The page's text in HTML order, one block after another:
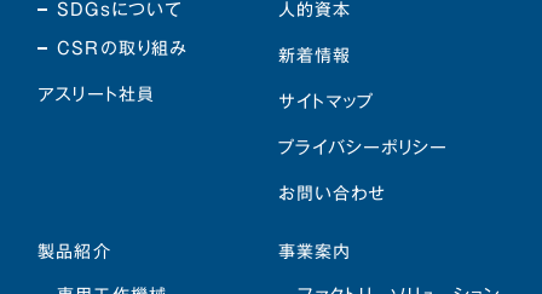
SDGsについて
CSRの取り組み
アスリート社員
事業案内
製品紹介
人的資本
新着情報
サイトマップ
プライバシーポリシー
お問い合わせ